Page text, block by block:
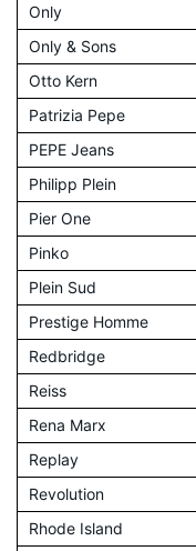
Only
Only & Sons
Otto Kern
Patrizia Pepe
PEPE Jeans
Philipp Plein
Pier One
Pinko
Plein Sud
Prestige Homme
Redbridge
Reiss
Rena Marx
Replay
Revolution
Rhode Island